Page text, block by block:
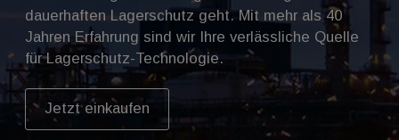
dauerhaften Lagerschutz geht. Mit mehr als 40
Jahren Erfahrung sind wir Ihre verlässliche Quelle
für Lagerschutz-Technologie.
Jetzt einkaufen